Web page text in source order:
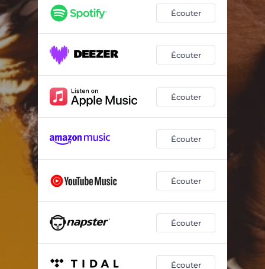
Écouter
Écouter
Écouter
Écouter
Écouter
Écouter
Écouter